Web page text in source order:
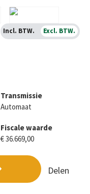
Transmissie
Automaat
Fiscale waarde
€ 36.669,00
Delen
Incl. BTW. Excl. BTW.